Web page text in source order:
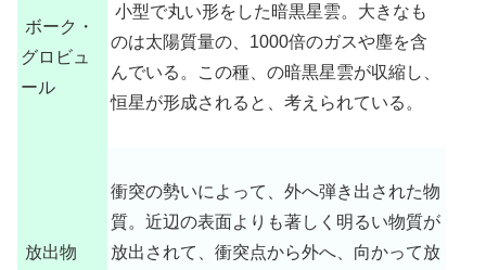
ボーク・
グロビュ
ール
小型で丸い形をした暗黒星雲。大きなも
のは太陽質量の、1000倍のガスや塵を含
んでいる。この種、の暗黒星雲が収縮し、
恒星が形成されると、考えられている。
放出物
衝突の勢いによって、外へ弾き出された物
質。近辺の表面よりも著しく明るい物質が
放出されて、衝突点から外へ、向かって放